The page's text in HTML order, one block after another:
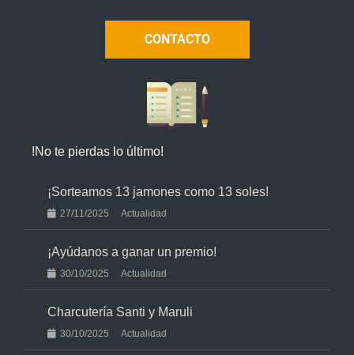
CONTACTO
!No te pierdas lo último!
¡Sorteamos 13 jamones como 13 soles!
27/11/2025 Actualidad
¡Ayúdanos a ganar un premio!
30/10/2025 Actualidad
Charcutería Santi y Maruli
30/10/2025 Actualidad